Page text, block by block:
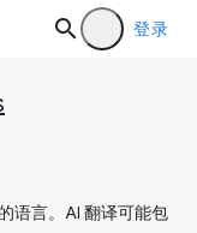
登录
语言。AI 翻译可能包